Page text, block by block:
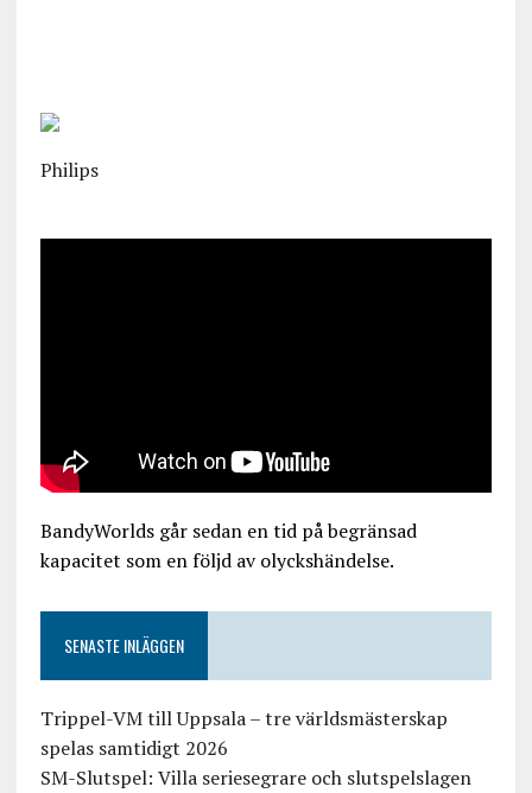
Philips
BandyWorlds går sedan en tid på begränsad
kapacitet som en följd av olyckshändelse.
SENASTE INLÄGGEN
Trippel-VM till Uppsala – tre världsmästerskap
spelas samtidigt 2026
SM-Slutspel: Villa seriesegrare och slutspelslagen